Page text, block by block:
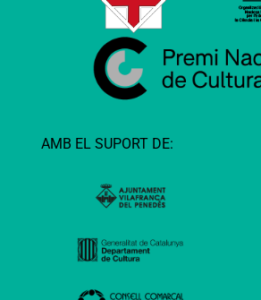
AMB EL SUPORT DE: